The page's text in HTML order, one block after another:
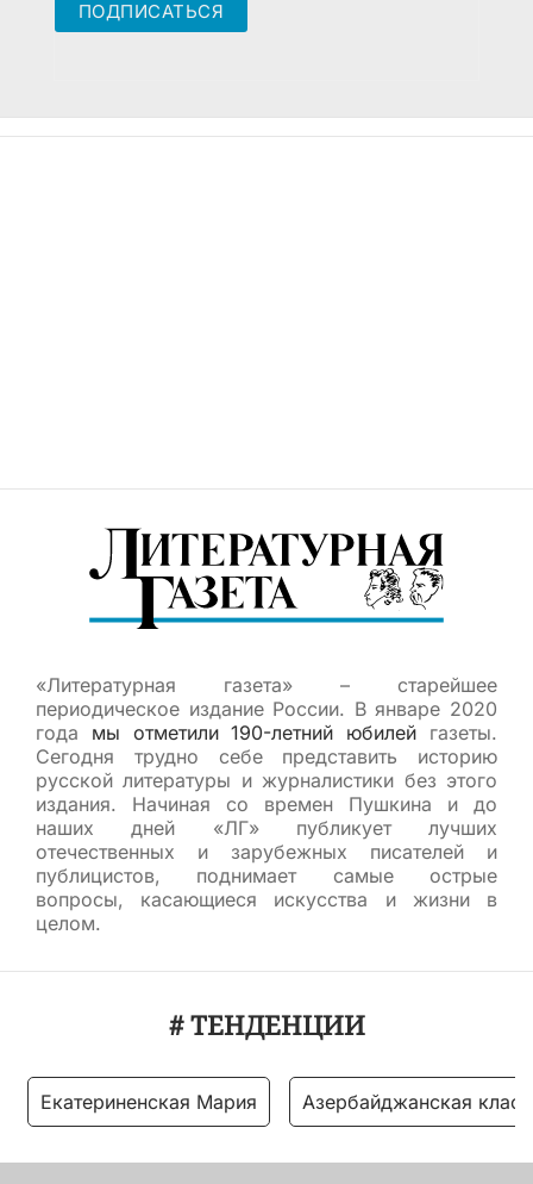
«Литературная газета» – старейшее
периодическое издание России. В январе 2020
года мы отметили 190-летний юбилей газеты.
Сегодня трудно себе представить историю
русской литературы и журналистики без этого
издания. Начиная со времен Пушкина и до
наших дней «ЛГ» публикует лучших
отечественных и зарубежных писателей и
публицистов, поднимает самые острые
вопросы, касающиеся искусства и жизни в
целом.
# ТЕНДЕНЦИИ
Екатериненская Мария Азербайджанская